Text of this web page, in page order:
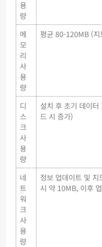
용
량
메
모
리
사
용
량
평균 80-120MB (
디
스
크
사
용
량
설치 후 초기 데이
드 시 증가)
네
트
워
크
사
용
량
정보 업데이트 및
시 약 10MB, 이후